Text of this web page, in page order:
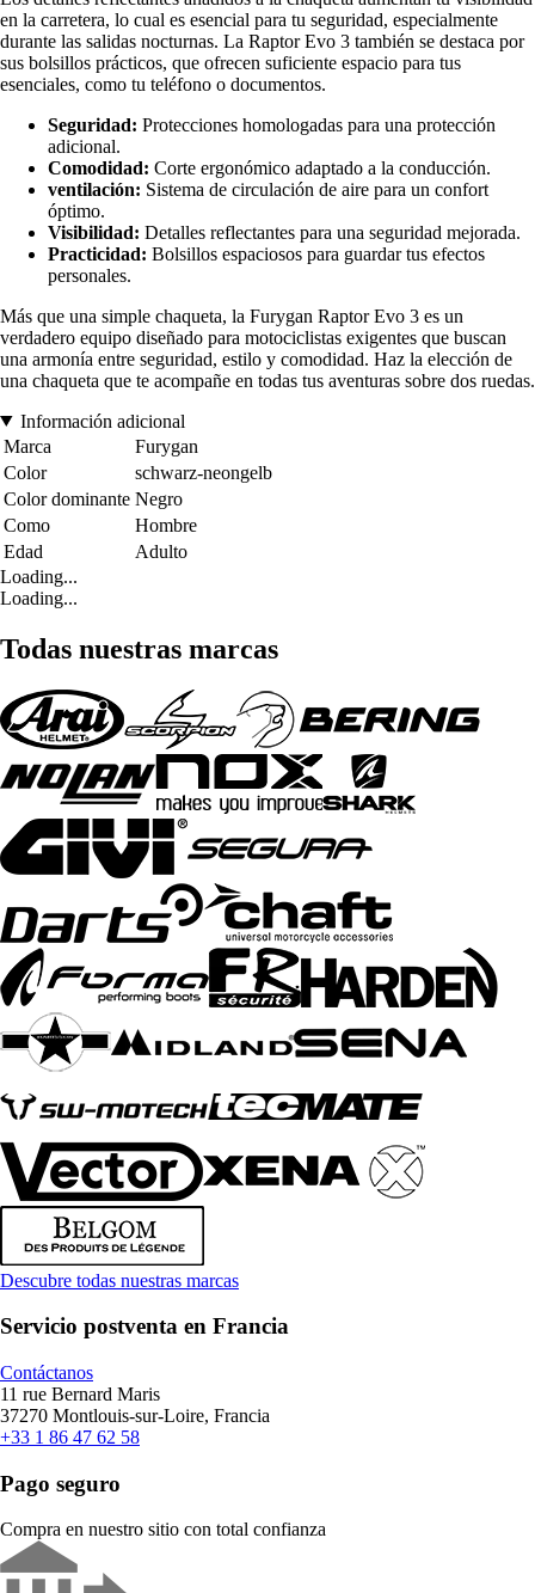
en la carretera, lo cual es esencial para tu seguridad, especialmente
durante las salidas nocturnas. La Raptor Evo 3 también se destaca por
sus bolsillos prácticos, que ofrecen suficiente espacio para tus
esenciales, como tu teléfono o documentos.
Seguridad: Protecciones homologadas para una protección
adicional.
Comodidad: Corte ergonómico adaptado a la conducción.
ventilación: Sistema de circulación de aire para un confort
óptimo.
Visibilidad: Detalles reflectantes para una seguridad mejorada.
Practicidad: Bolsillos espaciosos para guardar tus efectos
personales.
Más que una simple chaqueta, la Furygan Raptor Evo 3 es un
verdadero equipo diseñado para motociclistas exigentes que buscan
una armonía entre seguridad, estilo y comodidad. Haz la elección de
una chaqueta que te acompañe en todas tus aventuras sobre dos ruedas.
Información adicional
Marca
Furygan
Color
schwarz-neongelb
Color dominante Negro
Como
Hombre
Edad
Adulto
Loading...
Loading...
Todas nuestras marcas
Descubre todas nuestras marcas
Servicio postventa en Francia
Contáctanos
11 rue Bernard Maris
37270 Montlouis-sur-Loire, Francia
+33 1 86 47 62 58
Pago seguro
Compra en nuestro sitio con total confianza